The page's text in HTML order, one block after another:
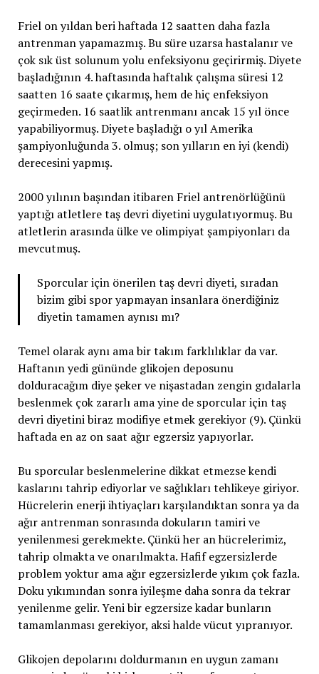
Friel on yıldan beri haftada 12 saatten daha fazla
antrenman yapamazmış. Bu süre uzarsa hastalanır ve
çok sık üst solunum yolu enfeksiyonu geçirirmiş. Diyete
başladığının 4. haftasında haftalık çalışma süresi 12
saatten 16 saate çıkarmış, hem de hiç enfeksiyon
geçirmeden. 16 saatlik antrenmanı ancak 15 yıl önce
yapabiliyormuş. Diyete başladığı o yıl Amerika
şampiyonluğunda 3. olmuş; son yılların en iyi (kendi)
derecesini yapmış.
2000 yılının başından itibaren Friel antrenörlüğünü
yaptığı atletlere taş devri diyetini uygulatıyormuş. Bu
atletlerin arasında ülke ve olimpiyat şampiyonları da
mevcutmuş.
Sporcular için önerilen taş devri diyeti, sıradan
bizim gibi spor yapmayan insanlara önerdiğiniz
diyetin tamamen aynısı mı?
Temel olarak aynı ama bir takım farklılıklar da var.
Haftanın yedi gününde glikojen deposunu
dolduracağım diye şeker ve nişastadan zengin gıdalarla
beslenmek çok zararlı ama yine de sporcular için taş
devri diyetini biraz modifiye etmek gerekiyor (9). Çünkü
haftada en az on saat ağır egzersiz yapıyorlar.
Bu sporcular beslenmelerine dikkat etmezse kendi
kaslarını tahrip ediyorlar ve sağlıkları tehlikeye giriyor.
Hücrelerin enerji ihtiyaçları karşılandıktan sonra ya da
ağır antrenman sonrasında dokuların tamiri ve
yenilenmesi gerekmekte. Çünkü her an hücrelerimiz,
tahrip olmakta ve onarılmakta. Hafif egzersizlerde
problem yoktur ama ağır egzersizlerde yıkım çok fazla.
Doku yıkımından sonra iyileşme daha sonra da tekrar
yenilenme gelir. Yeni bir egzersize kadar bunların
tamamlanması gerekiyor, aksi halde vücut yıpranıyor.
Glikojen depolarını doldurmanın en uygun zamanı